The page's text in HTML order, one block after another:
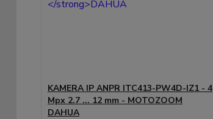
KAMERA IP ANPR ITC413-PW4D-IZ1 - 4
Mpx 2.7 ... 12 mm - MOTOZOOM
DAHUA